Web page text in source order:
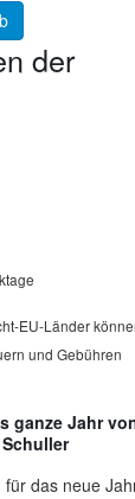
der
EU-Länder
und Gebühren
ganze Jahr
für das neue